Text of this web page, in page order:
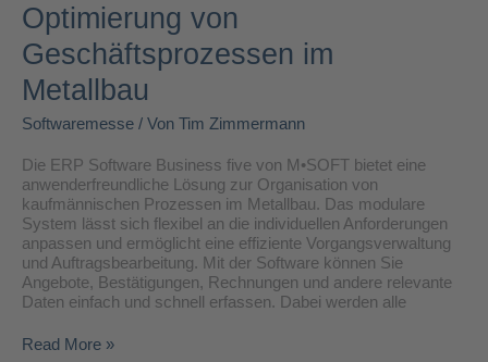
Optimierung von
Geschäftsprozessen im
Metallbau
Softwaremesse / Von Tim Zimmermann
Die ERP Software Business five von M•SOFT bietet eine
anwenderfreundliche Lösung zur Organisation von
kaufmännischen Prozessen im Metallbau. Das modulare
System lässt sich flexibel an die individuellen Anforderungen
anpassen und ermöglicht eine effiziente Vorgangsverwaltung
und Auftragsbearbeitung. Mit der Software können Sie
Angebote, Bestätigungen, Rechnungen und andere relevante
Daten einfach und schnell erfassen. Dabei werden alle
Read More »